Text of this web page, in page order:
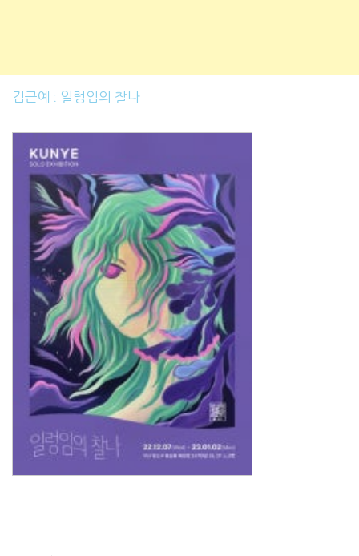
김근예 : 일렁임의 찰나